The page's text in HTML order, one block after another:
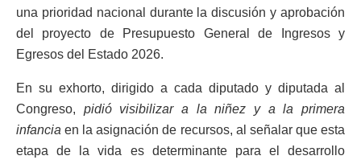
una prioridad nacional durante la discusión y aprobación
del proyecto de Presupuesto General de Ingresos y
Egresos del Estado 2026.
En su exhorto, dirigido a cada diputado y diputada al
Congreso, pidió visibilizar a la niñez y a la primera
infancia en la asignación de recursos, al señalar que esta
etapa de la vida es determinante para el desarrollo